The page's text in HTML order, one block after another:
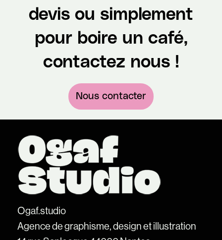
devis ou simplement
pour boire un café,
contactez nous !
Nous contacter
Ogaf.studio
Agence de graphisme, design et illustration